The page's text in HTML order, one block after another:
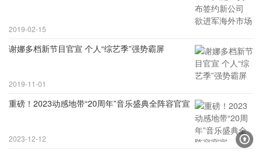
2019-02-15
谢娜多档新节目官宣 个人“综艺季”强势霸屏
2019-11-01
重磅！2023动感地带“20周年”音乐盛典全阵容官宣
2023-12-12